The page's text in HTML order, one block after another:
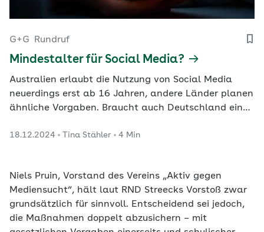
G+G Rundruf
Mindestalter für Social Media?
Australien erlaubt die Nutzung von Social Media
neuerdings erst ab 16 Jahren, andere Länder planen
ähnliche Vorgaben. Braucht auch Deutschland eine
18.12.2024 Tina Stähler 4 Min
Niels Pruin, Vorstand des Vereins „Aktiv gegen
Mediensucht“, hält laut RND Streecks Vorstoß zwar
grundsätzlich für sinnvoll. Entscheidend sei jedoch,
die Maßnahmen doppelt abzusichern – mit